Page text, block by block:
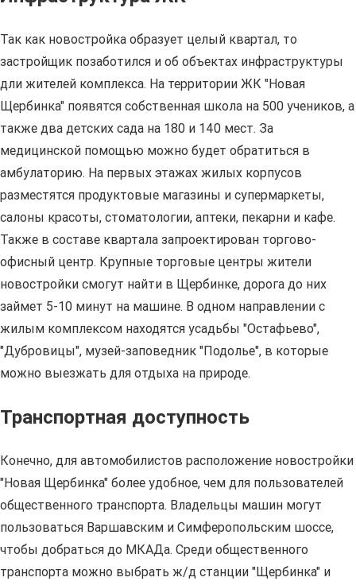
Так как новостройка образует целый квартал, то
застройщик позаботился и об объектах инфраструктуры
дли жителей комплекса. На территории ЖК "Новая
Щербинка" появятся собственная школа на 500 учеников, а
также два детских сада на 180 и 140 мест. За
медицинской помощью можно будет обратиться в
амбулаторию. На первых этажах жилых корпусов
разместятся продуктовые магазины и супермаркеты,
салоны красоты, стоматологии, аптеки, пекарни и кафе.
Также в составе квартала запроектирован торгово-
офисный центр. Крупные торговые центры жители
новостройки смогут найти в Щербинке, дорога до них
займет 5-10 минут на машине. В одном направлении с
жилым комплексом находятся усадьбы "Остафьево",
"Дубровицы", музей-заповедник "Подолье", в которые
можно выезжать для отдыха на природе.
Транспортная доступность
Конечно, для автомобилистов расположение новостройки
"Новая Щербинка" более удобное, чем для пользователей
общественного транспорта. Владельцы машин могут
пользоваться Варшавским и Симферопольским шоссе,
чтобы добраться до МКАДа. Среди общественного
транспорта можно выбрать ж/д станции "Щербинка" и